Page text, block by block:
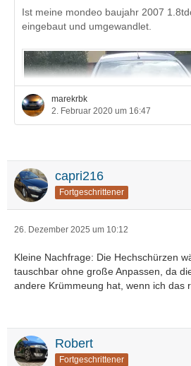
Ist meine mondeo baujahr 2007
eingebaut und umgewandlet.
marekrbk
2. Februar 2020 um 16:47
capri216
Fortgeschrittener
26. Dezember 2025 um 10:12
Kleine Nachfrage: Die Hechschürzen
tauschbar ohne große Anpassen, da
andere Krümmeung hat, wenn ich das
Robert
Fortgeschrittener